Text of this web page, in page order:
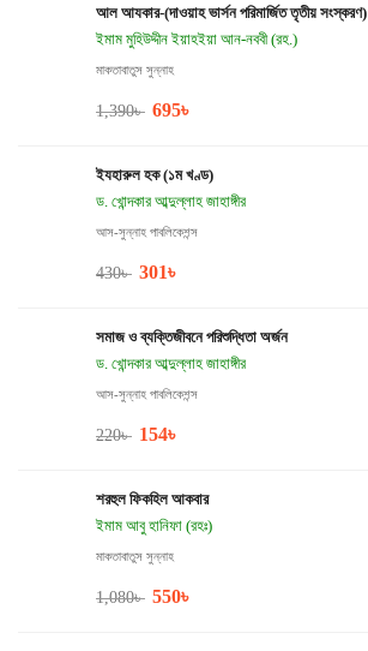
আল আযকার-(দাওয়াহ ভার্সন পরিমার্জিত তৃতীয় সংস্করণ)
ইমাম মুহিউদ্দীন ইয়াহইয়া আন-নববী (রহ.)
মাকতাবাতুস সুন্নাহ
1,390৳ 695৳
ইযহারুল হক (১ম খণ্ড)
ড. খোন্দকার আব্দুল্লাহ জাহাঙ্গীর
আস-সুন্নাহ পাবলিকেশন্স
430৳ 301৳
সমাজ ও ব্যক্তিজীবনে পরিশুদ্ধিতা অর্জন
ড. খোন্দকার আব্দুল্লাহ জাহাঙ্গীর
আস-সুন্নাহ পাবলিকেশন্স
220৳ 154৳
শরহুল ফিকহিল আকবার
ইমাম আবু হানিফা (রহঃ)
মাকতাবাতুস সুন্নাহ
1,080৳ 550৳